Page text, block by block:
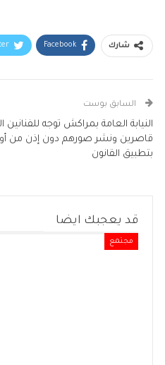
شارك Facebook
السابق بوست
النيابة العامة بمراكش توجه للفنانين
قاصرين ونشر صورهم دون إذن من
بتطبيق القانون
قد يعجبك ايضا
مجتمع